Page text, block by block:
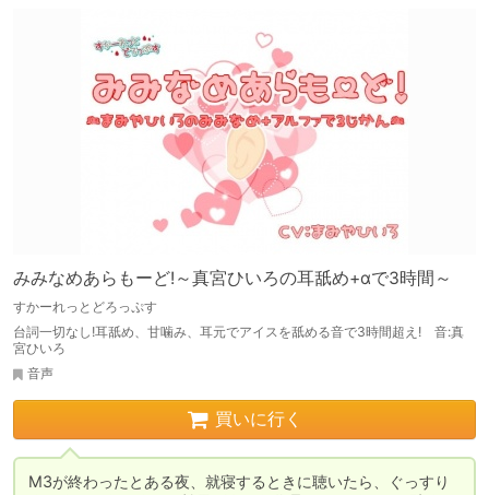
みみなめあらもーど!～真宮ひいろの耳舐め+αで3時間～
すかーれっとどろっぷす
台詞一切なし!耳舐め、甘噛み、耳元でアイスを舐める音で3時間超え! 音:真
宮ひいろ
音声
買いに行く
M3が終わったとある夜、就寝するときに聴いたら、ぐっすり